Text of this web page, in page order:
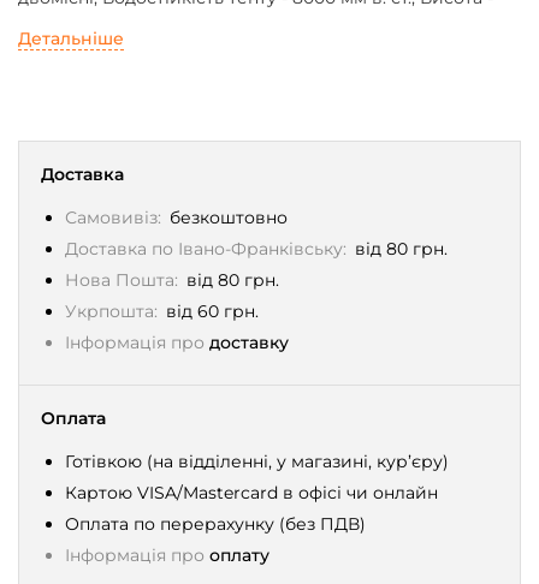
Доставка
Самовивіз: безкоштовно
Доставка по Івано-Франківську: від 80 грн.
Нова Пошта: від 80 грн.
Укрпошта: від 60 грн.
Інформація про доставку
Оплата
Готівкою (на відділенні, у магазині, кур’єру)
Картою VISA/Mastercard в офісі чи онлайн
Оплата по перерахунку (без ПДВ)
Інформація про оплату
Детальніше